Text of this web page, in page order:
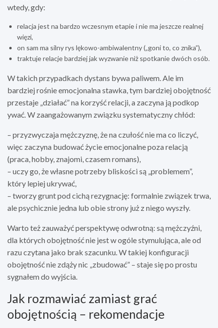
wtedy, gdy:
relacja jest na bardzo wczesnym etapie i nie ma jeszcze realnej
więzi,
on sam ma silny rys lękowo-ambiwalentny („goni to, co znika”),
traktuje relacje bardziej jak wyzwanie niż spotkanie dwóch osób.
W takich przypadkach dystans bywa paliwem. Ale im
bardziej rośnie emocjonalna stawka, tym bardziej obojętność
przestaje „działać” na korzyść relacji, a zaczyna ją podkop
ywać. W zaangażowanym związku systematyczny chłód:
– przyzwyczaja mężczyznę, że na czułość nie ma co liczyć,
więc zaczyna budować życie emocjonalne poza relacją
(praca, hobby, znajomi, czasem romans),
– uczy go, że własne potrzeby bliskości są „problemem”,
który lepiej ukrywać,
– tworzy grunt pod cichą rezygnację: formalnie związek trwa,
ale psychicznie jedna lub obie strony już z niego wyszły.
Warto też zauważyć perspektywę odwrotną: są mężczyźni,
dla których obojętność nie jest w ogóle stymulująca, ale od
razu czytana jako brak szacunku. W takiej konfiguracji
obojętność nie zdąży nic „zbudować” – staje się po prostu
sygnałem do wyjścia.
Jak rozmawiać zamiast grać
obojętnością – rekomendacje